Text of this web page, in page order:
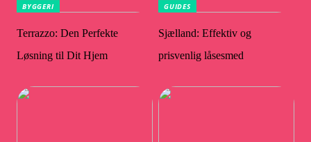
BYGGERI
Terrazzo: Den Perfekte
Løsning til Dit Hjem
GUIDES
Sjælland: Effektiv og
prisvenlig låsesmed